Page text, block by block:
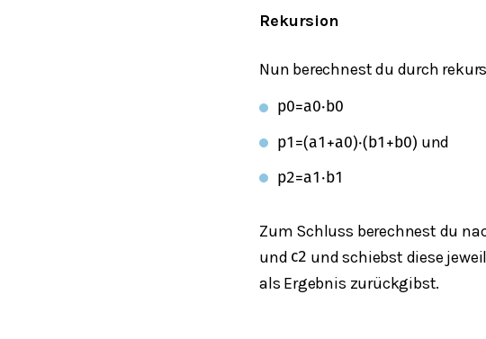
Rekursion
Nun berechnest du durch
p0=a0⋅ b0
p1 =(a1 +a0)⋅( b1 + b0) und
p2=a1 ⋅ b1
Zum Schluss berechnest du
und c2 und schiebst diese
als Ergebnis zurückgibst.